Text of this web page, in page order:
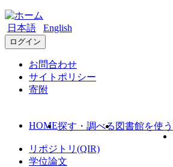
日本語 English
ログイン
お問合わせ
サイトポリシー
寄附
HOME探す・調べる 図書館を使う
リポジトリ(QIR)
学位論文